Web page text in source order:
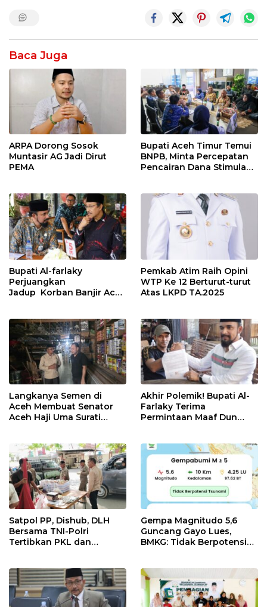
Baca Juga
ARPA Dorong Sosok
Muntasir AG Jadi Dirut
PEMA
Bupati Aceh Timur Temui
BNPB, Minta Percepatan
Pencairan Dana Stimulan
Bupati Al-farlaky
Perjuangkan
Jadup Korban Banjir Aceh
Pemkab Atim Raih Opini
WTP Ke 12 Berturut-turut
Atas LKPD TA.2025
Langkanya Semen di
Aceh Membuat Senator
Aceh Haji Uma Surati
Akhir Polemik! Bupati Al-
Farlaky Terima
Permintaan Maaf Dun
Satpol PP, Dishub, DLH
Bersama TNI-Polri
Tertibkan PKL dan
Gempa Magnitudo 5,6
Guncang Gayo Lues,
BMKG: Tidak Berpotensi